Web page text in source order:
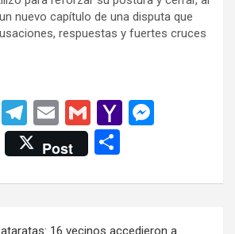
nuevo capítulo de una disputa que
respuestas y fuertes cruces
W T
el
e
gr
E
m
ail
G
m
ail
Y
o
n
Post
m
16 vecinos accedieron a